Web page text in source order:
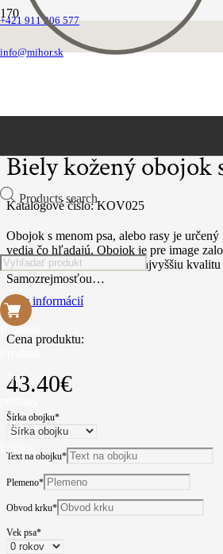
+421 911 206 577
info@mihor.sk
Products search
Produkt
bol
do
Domovská stránka
Obojok kožený s výšivkou
Biely kožený obojok
Katalógové číslo:KOV025
Obojok s menom psa, alebo rasy je
vedia čo hľadajú. Obojok je pre image
majiteľov ktorý vyžadujú najvyššiu kvalitu
Samozrejmosťou…
Viac informácií
Cena produktu:
43.40€
Šírka obojku*
Text na obojku*
Plemeno*
Obvod krku*
Vek psa*